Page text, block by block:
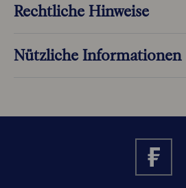
Rechtliche Hinweise
Nützliche Informationen